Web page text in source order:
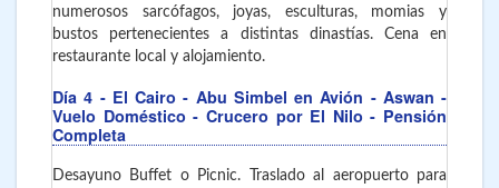
numerosos sarcófagos, joyas, esculturas, momias y
bustos pertenecientes a distintas dinastías. Cena en
restaurante local y alojamiento.
Día 4 - El Cairo - Abu Simbel en Avión - Aswan -
Vuelo Doméstico - Crucero por El Nilo - Pensión
Completa
Desayuno Buffet o Picnic. Traslado al aeropuerto para